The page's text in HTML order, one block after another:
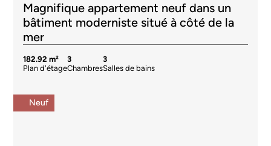
Magnifique appartement neuf dans un
bâtiment moderniste situé à côté de la
mer
182.92 m²
Plan d'étage
3
Chambres
3
Salles de bains
Neuf